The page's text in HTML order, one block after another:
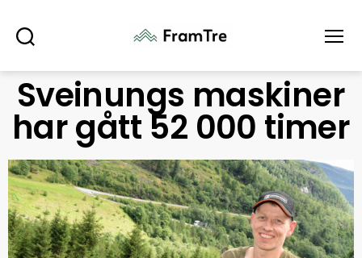
Sveinungs maskiner
har gått 52 000 timer